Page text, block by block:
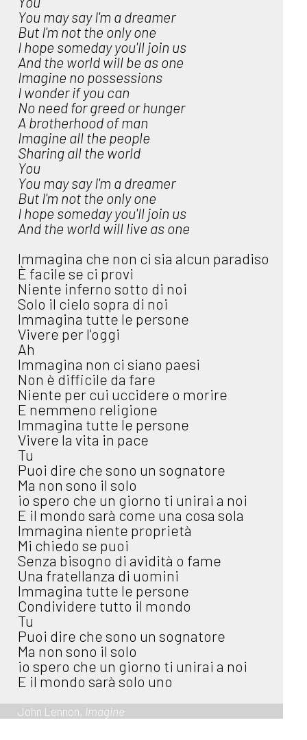
You may say I'm a dreamer
But I'm not the only one
I hope someday you'll join us
And the world will be as one
Imagine no possessions
I wonder if you can
No need for greed or hunger
A brotherhood of man
Imagine all the people
Sharing all the world
You
You may say I'm a dreamer
But I'm not the only one
I hope someday you'll join us
And the world will live as one
Immagina che non ci sia alcun paradiso
È facile se ci provi
Niente inferno sotto di noi
Solo il cielo sopra di noi
Immagina tutte le persone
Vivere per l'oggi
Ah
Immagina non ci siano paesi
Non è difficile da fare
Niente per cui uccidere o morire
E nemmeno religione
Immagina tutte le persone
Vivere la vita in pace
Tu
Puoi dire che sono un sognatore
Ma non sono il solo
io spero che un giorno ti unirai a noi
E il mondo sarà come una cosa sola
Immagina niente proprietà
Mi chiedo se puoi
Senza bisogno di avidità o fame
Una fratellanza di uomini
Immagina tutte le persone
Condividere tutto il mondo
Tu
Puoi dire che sono un sognatore
Ma non sono il solo
io spero che un giorno ti unirai a noi
E il mondo sarà solo uno
John Lennon, Imagine